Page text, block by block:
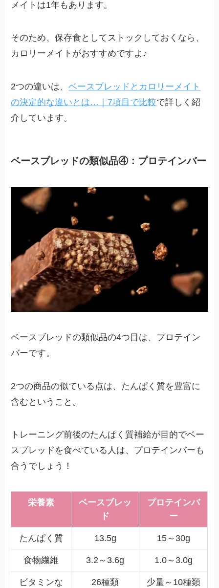
メイトは1年もあります。
そのため、保存食としてストックしておくなら、
カロリーメイトがおすすめですよ♪
2つの違いは、ベースブレッドとカロリーメイト
の決定的な違いとは…｜7項目で比較で詳しく紹
介しています。
ベースブレッドの類似品④：プロテインバー
ベースブレッドの類似品の4つ目は、プロテイン
バーです。
2つの商品の似ている点は、たんぱく質を豊富に
含むということ。
トレーニング前後のたんぱく質補給が目的でベー
スブレッドを食べている人は、プロテインバーも
合うでしょう！
栄養素
ベースブレッ
ド
プロテインバ
ー
たんぱく質 13.5g 15～30g
食物繊維 3.2～3.6g 1.0～3.0g
ビタミンな
26種類 少量～10種類